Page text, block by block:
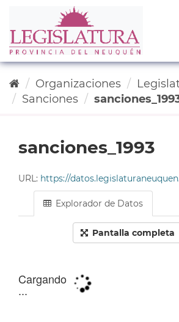
contenido
Organizaciones
Sanciones
sanciones_1993
URL: https://datos.legislaturaneuquen.gob.ar/dataset/585c96da-4678-49cf-9ddc-e2c93214563b/resource/a5e253ed-29a2-
Explorador de Datos
Pantalla completa